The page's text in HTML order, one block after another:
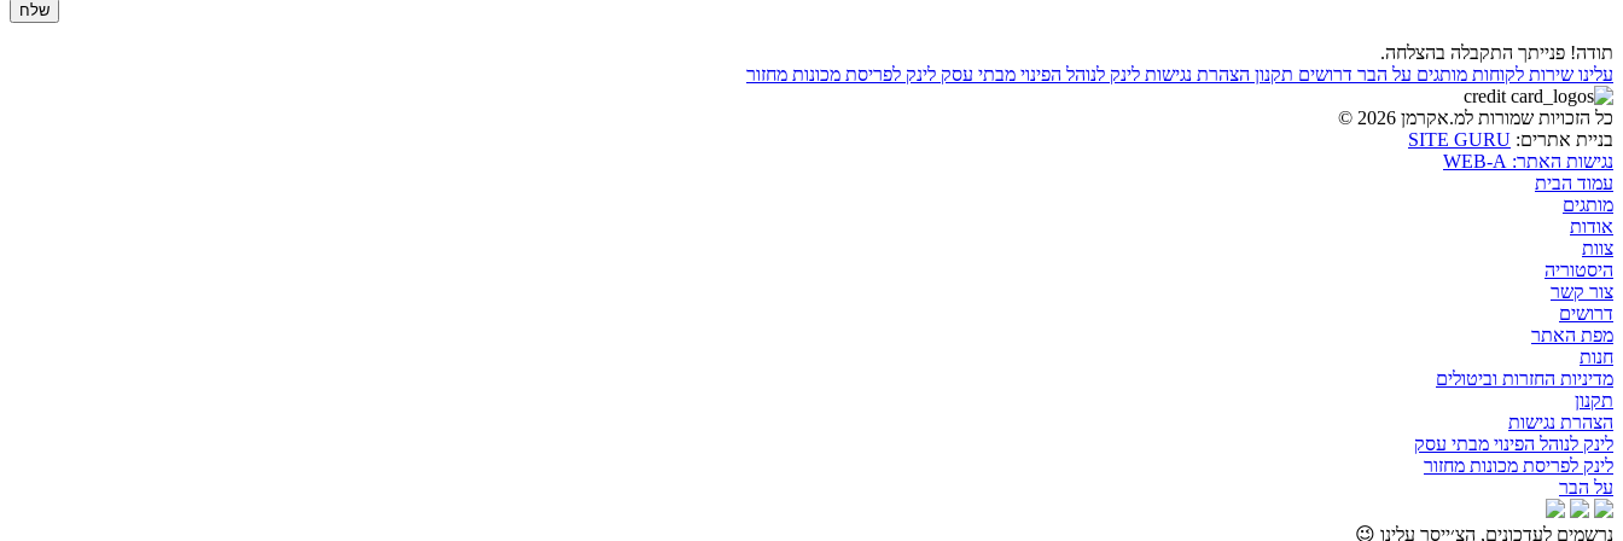
תודה! פנייתך התקבלה בהצלחה.
עלינו שירות לקוחות מותגים על הבר דרושים תקנון הצהרת נגישות לינק לנוהל הפינוי מבתי עסק לינק לפריסת מכונות מחזור
כל הזכויות שמורות למ.אקרמן 2026 ©
בניית אתרים: SITE GURU
נגישות האתר: WEB-A
עמוד הבית
מותגים
אודות
צוות
היסטוריה
צור קשר
דרושים
מפת האתר
חנות
מדיניות החזרות וביטולים
תקנון
הצהרת נגישות
לינק לנוהל הפינוי מבתי עסק
לינק לפריסת מכונות מחזור
על הבר
נרשמים לעדכונים, הצ׳ייסר עלינו 😉